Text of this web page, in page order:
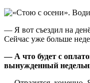
— Я вот съездил на
Сейчас уже больше
— А что будет с
вынужденный